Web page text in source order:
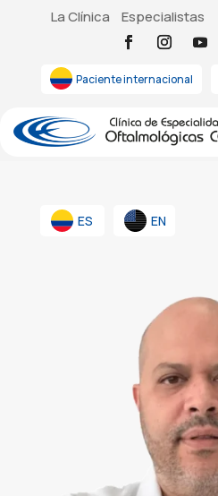
La Clínica Especialistas
Paciente internacional
ES EN